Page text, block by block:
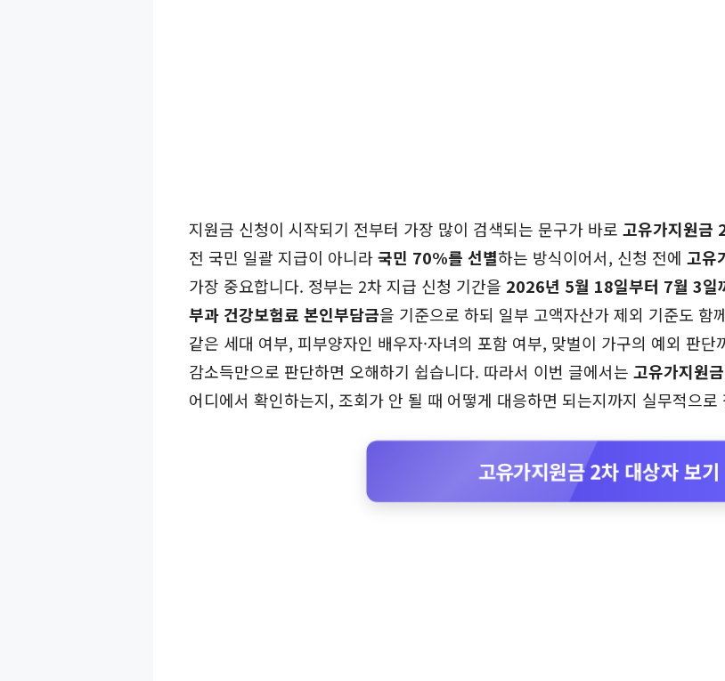
지원금 신청이 시작되기 전부터 가장 많이 검색되는 문구가 바로 고유가지원금
전 국민 일괄 지급이 아니라국민 70%를 선별하는 방식이어서, 신청 전에 고유
가장 중요합니다. 정부는 2차 지급 신청 기간을 2026년 5월 18일부터 7월 3일
부과 건강보험료 본인부담금을 기준으로 하되 일부 고액자산가 제외 기준도 함
같은 세대 여부, 피부양자인 배우자·자녀의 포함 여부, 맞벌이 가구의 예외 판
감소득만으로 판단하면 오해하기 쉽습니다. 따라서 이번 글에서는 고유가지원
어디에서 확인하는지, 조회가 안 될 때 어떻게 대응하면 되는지까지 실무적으로
고유가지원금 2차 대상자 보기